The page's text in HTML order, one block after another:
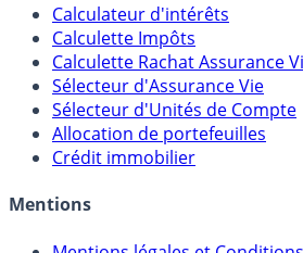
Calculateur d'intérêts
Calculette Impôts
Calculette Rachat Assurance Vie
Sélecteur d'Assurance Vie
Sélecteur d'Unités de Compte
Allocation de portefeuilles